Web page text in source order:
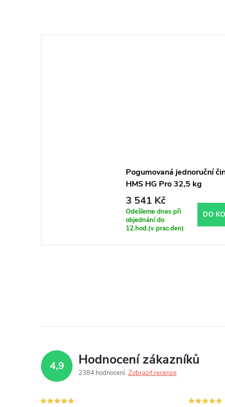
Pogumovaná jednoruční
HMS HG Pro 32,5 kg
3 541 Kč
Odešleme dnes při
objednání do
12.hod.(v prac.den)
DO
4,9 Hodnocení zákazníků
2384 hodnocení Zobrazit recenze